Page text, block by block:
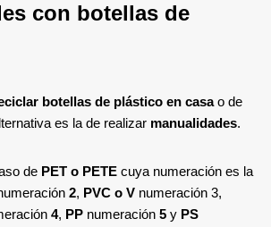
con botellas de
botellas de plástico en casao de
es la de realizar manualidades.
de PET o PETE cuya numeración es la
2, PVC o V numeración 3,
4, PP numeración 5 y PS